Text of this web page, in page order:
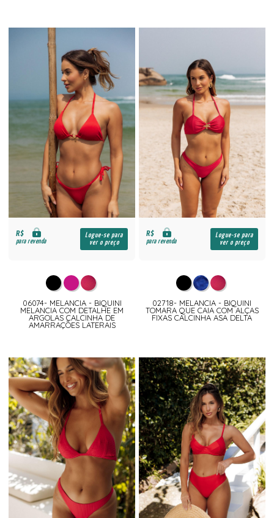
R$
para revenda
Logue-se para
ver o preço
06074- MELANCIA - BIQUINI
MELANCIA COM DETALHE EM
ARGOLAS CALCINHA DE
AMARRAÇÕES LATERAIS
R$
para revenda
Logue-se para
ver o preço
02718- MELANCIA - BIQUINI
TOMARA QUE CAIA COM ALÇAS
FIXAS CALCINHA ASA DELTA